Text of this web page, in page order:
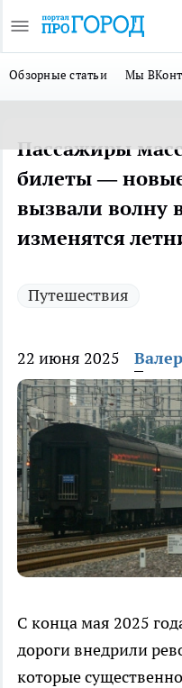
Обзорные статьи Мы
Пассажиры
билеты —
вызвали волну
изменятся
Путешествия
22 июня 2025
С конца мая 2025
дороги внедрили
которые